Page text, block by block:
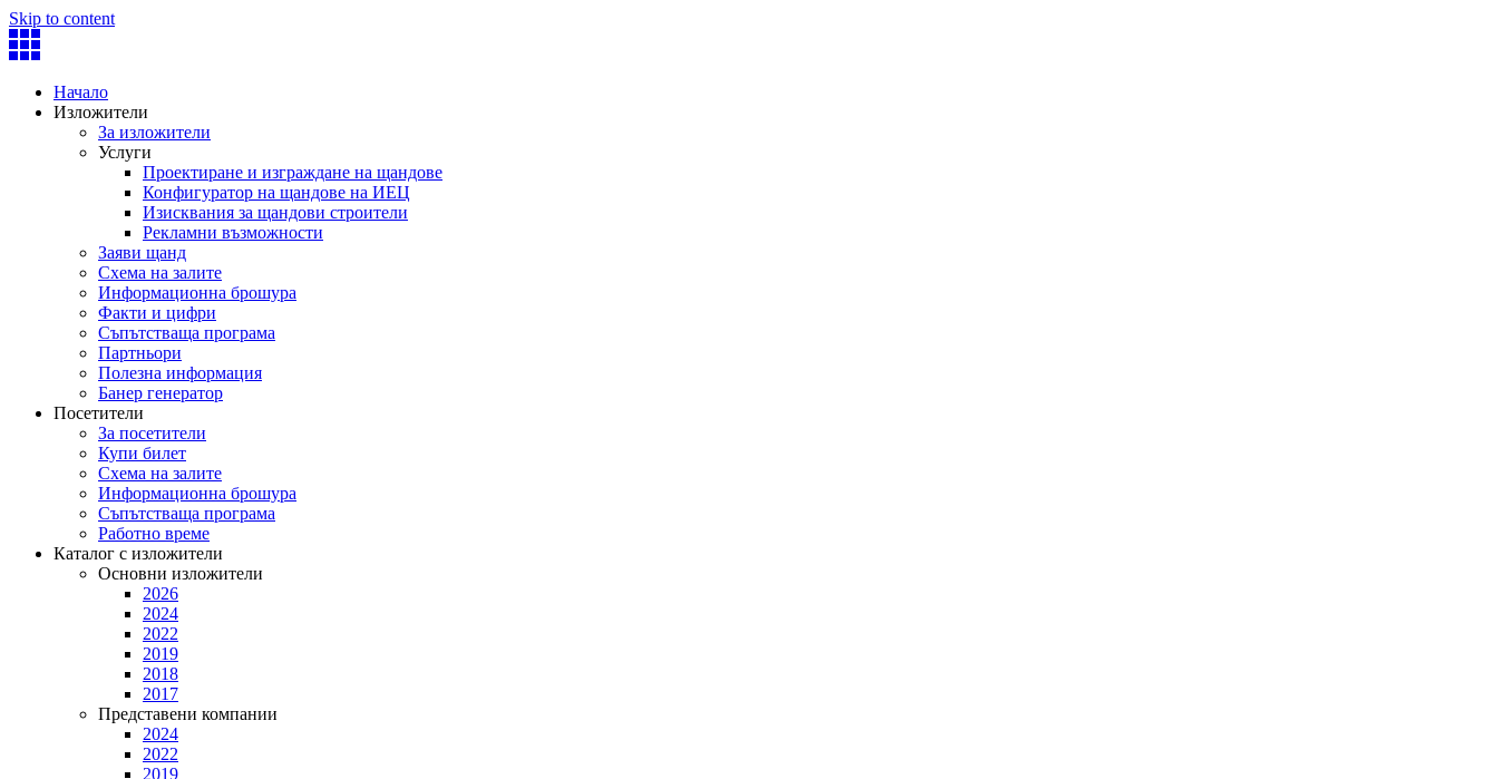
Skip to content
Начало
Изложители
За изложители
Услуги
Проектиране и изграждане на щандове
Конфигуратор на щандове на ИЕЦ
Изисквания за щандови строители
Рекламни възможности
Заяви щанд
Схема на залите
Информационна брошура
Факти и цифри
Съпътстваща програма
Партньори
Полезна информация
Банер генератор
Посетители
За посетители
Купи билет
Схема на залите
Информационна брошура
Съпътстваща програма
Работно време
Каталог с изложители
Основни изложители
2026
2024
2022
2019
2018
2017
Представени компании
2024
2022
2019